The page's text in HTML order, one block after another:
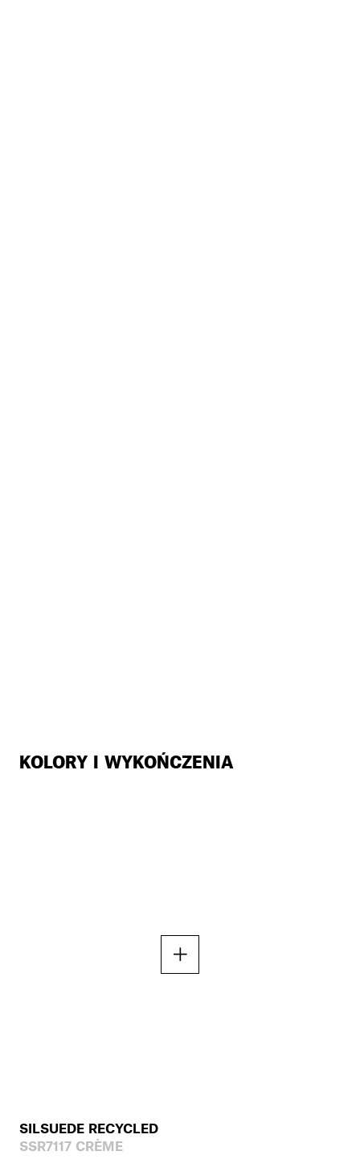
KOLORY I WYKOŃCZENIA
SILSUEDE RECYCLED
SSR7117 CRÈME